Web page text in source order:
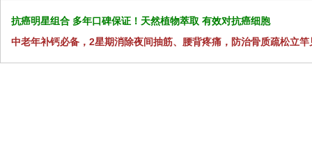
抗癌明星组合 多年口碑保证！天然植物萃取 有效对抗癌细胞
中老年补钙必备，2星期消除夜间抽筋、腰背疼痛，防治骨质疏松立竿